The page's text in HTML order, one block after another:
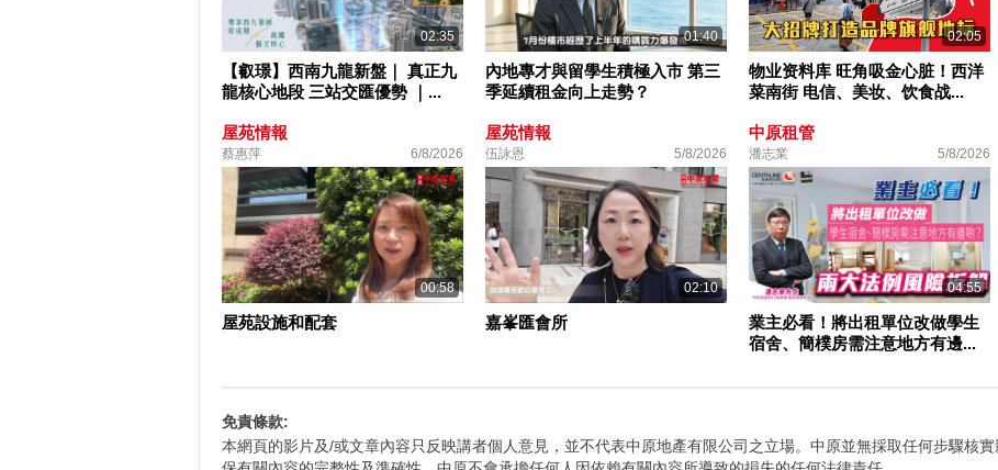
02:35
【叡璟】西南九龍新盤｜ 真正九
龍核心地段 三站交匯優勢 ｜...
01:40
內地專才與留學生積極入市 第三
季延續租金向上走勢？
02:05
物业资料库 旺角吸金心脏！西洋
菜南街 电信、美妆、饮食战...
屋苑情報
蔡惠萍 6/8/2026
00:58
屋苑設施和配套
屋苑情報
伍詠恩 5/8/2026
02:10
嘉峯匯會所
中原租管
潘志業 5/8/2026
04:55
業主必看！將出租單位改做學生
宿舍、簡樸房需注意地方有邊...
免責條款:
本網頁的影片及/或文章內容只反映講者個人意見，並不代表中原地產有限公司之立場。中原並無採取任何步驟核